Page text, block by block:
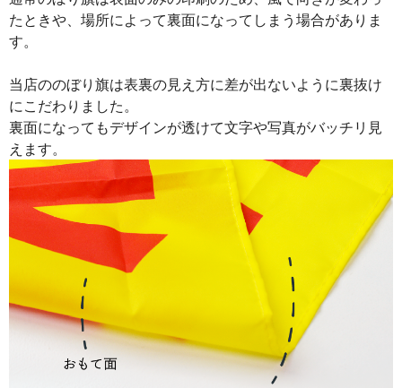
たときや、場所によって裏面になってしまう場合がありま
す。
当店ののぼり旗は表裏の見え方に差が出ないように裏抜け
にこだわりました。
裏面になってもデザインが透けて文字や写真がバッチリ見
えます。